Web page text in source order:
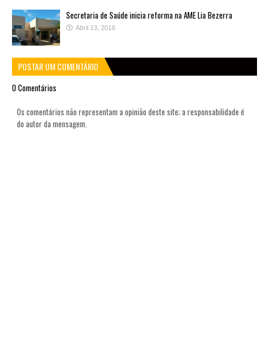
Secretaria de Saúde inicia reforma na AME Lia Bezerra
Abril 13, 2016
POSTAR UM COMENTÁRIO
0 Comentários
Os comentários não representam a opinião deste site; a responsabilidade é
do autor da mensagem.